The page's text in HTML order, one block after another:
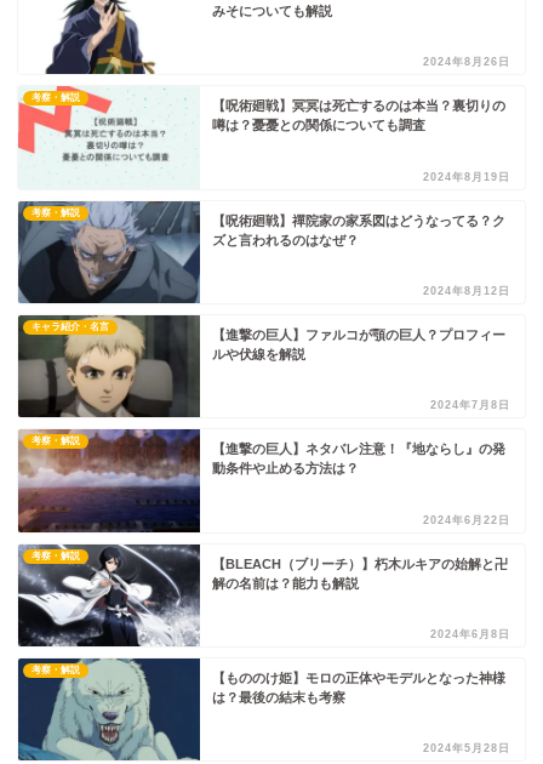
みそについても解説
2024年8月26日
考察・解説
【呪術廻戦】冥冥は死亡するのは本当？裏切りの
噂は？憂憂との関係についても調査
2024年8月19日
考察・解説
【呪術廻戦】禪院家の家系図はどうなってる？ク
ズと言われるのはなぜ？
2024年8月12日
キャラ紹介・名言
【進撃の巨人】ファルコが顎の巨人？プロフィー
ルや伏線を解説
2024年7月8日
考察・解説
【進撃の巨人】ネタバレ注意！『地ならし』の発
動条件や止める方法は？
2024年6月22日
考察・解説
【BLEACH（ブリーチ）】朽木ルキアの始解と卍
解の名前は？能力も解説
2024年6月8日
考察・解説
【もののけ姫】モロの正体やモデルとなった神様
は？最後の結末も考察
2024年5月28日